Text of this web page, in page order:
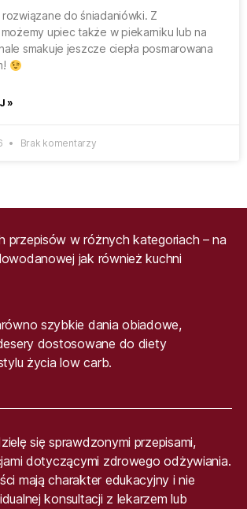
do śniadaniówki. Z
upiec także w piekarniku lub na
smakuje jeszcze ciepła posmarowana
»
Brak komentarzy
przepisów w różnych kategoriach – na
jak również kuchni
szybkie dania obiadowe,
dostosowane do diety
życia low carb.
się sprawdzonymi przepisami,
dotyczącymi zdrowego odżywiania.
mają charakter edukacyjny i nie
konsultacji z lekarzem lub